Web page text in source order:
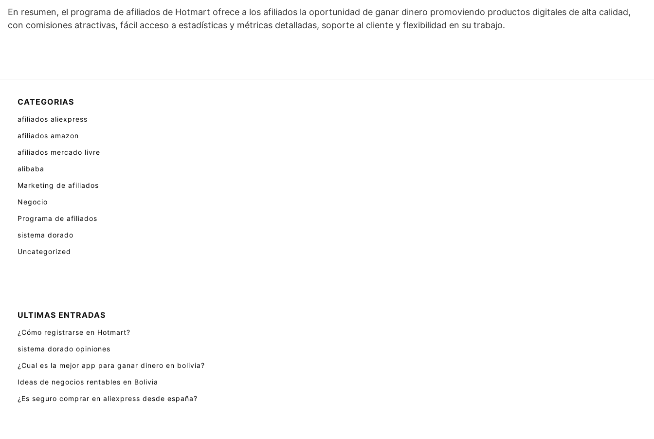
En resumen, el programa de afiliados de Hotmart ofrece a los afiliados la oportunidad de ganar dinero promoviendo productos digitales de alta calidad,
con comisiones atractivas, fácil acceso a estadísticas y métricas detalladas, soporte al cliente y flexibilidad en su trabajo.
CATEGORIAS
afiliados aliexpress
afiliados amazon
afiliados mercado livre
alibaba
Marketing de afiliados
Negocio
Programa de afiliados
sistema dorado
Uncategorized
ULTIMAS ENTRADAS
¿Cómo registrarse en Hotmart?
sistema dorado opiniones
¿Cual es la mejor app para ganar dinero en bolivia?
Ideas de negocios rentables en Bolivia
¿Es seguro comprar en aliexpress desde españa?